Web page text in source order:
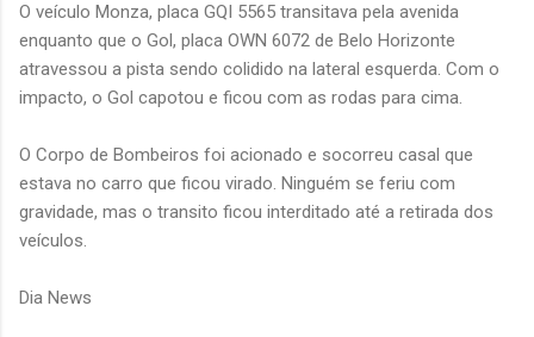
O veículo Monza, placa GQI 5565 transitava pela avenida
enquanto que o Gol, placa OWN 6072 de Belo Horizonte
atravessou a pista sendo colidido na lateral esquerda. Com o
impacto, o Gol capotou e ficou com as rodas para cima.
O Corpo de Bombeiros foi acionado e socorreu casal que
estava no carro que ficou virado. Ninguém se feriu com
gravidade, mas o transito ficou interditado até a retirada dos
veículos.
Dia News